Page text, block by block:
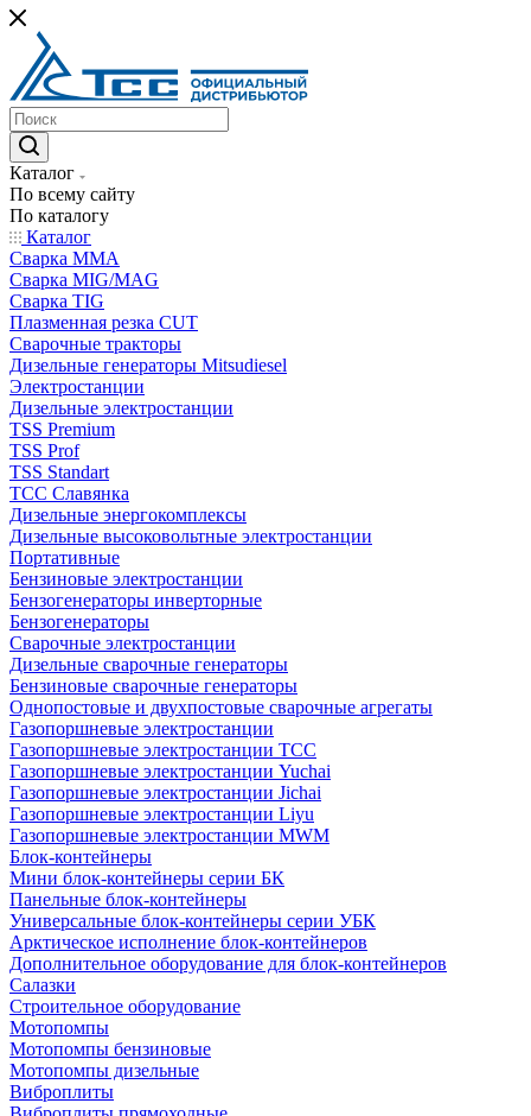
Каталог
По всему сайту
По каталогу
Каталог
Сварка MMA
Сварка MIG/MAG
Сварка TIG
Плазменная резка CUT
Сварочные тракторы
Дизельные генераторы Mitsudiesel
Электростанции
Дизельные электростанции
TSS Premium
TSS Prof
TSS Standart
ТСС Славянка
Дизельные энергокомплексы
Дизельные высоковольтные электростанции
Портативные
Бензиновые электростанции
Бензогенераторы инверторные
Бензогенераторы
Сварочные электростанции
Дизельные сварочные генераторы
Бензиновые сварочные генераторы
Однопостовые и двухпостовые сварочные агрегаты
Газопоршневые электростанции
Газопоршневые электростанции ТСС
Газопоршневые электростанции Yuchai
Газопоршневые электростанции Jichai
Газопоршневые электростанции Liyu
Газопоршневые электростанции MWM
Блок-контейнеры
Мини блок-контейнеры серии БК
Панельные блок-контейнеры
Универсальные блок-контейнеры серии УБК
Арктическое исполнение блок-контейнеров
Дополнительное оборудование для блок-контейнеров
Салазки
Строительное оборудование
Мотопомпы
Мотопомпы бензиновые
Мотопомпы дизельные
Виброплиты